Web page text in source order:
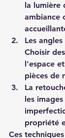
la lumière
ambiance
Les
Choisir
l'espace
pièces de
La
les
propriété
Ces